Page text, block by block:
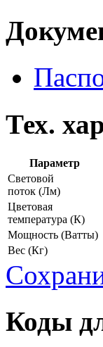
Тех.
Параметр
Световой
поток (Лм)
Цветовая
температура (К)
Мощность (Ватты)
Вес (Кг)
Коды